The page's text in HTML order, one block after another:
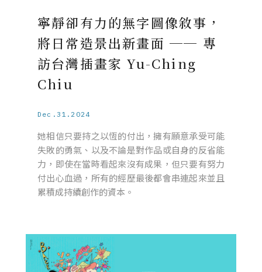
寧靜卻有力的無字圖像敘事，
將日常造景出新畫面 ── 專
訪台灣插畫家 Yu-Ching
Chiu
Dec.31.2024
她相信只要持之以恆的付出，擁有願意承受可能
失敗的勇氣、以及不論是對作品或自身的反省能
力，即使在當時看起來沒有成果，但只要有努力
付出心血過，所有的經歷最後都會串連起來並且
累積成持續創作的資本。